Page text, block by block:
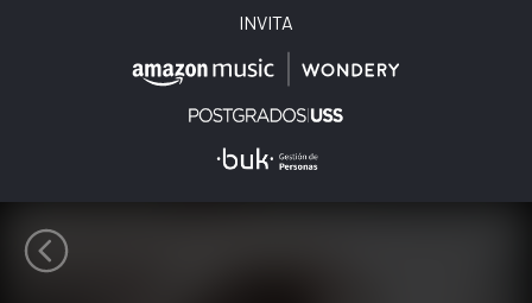
INVITA